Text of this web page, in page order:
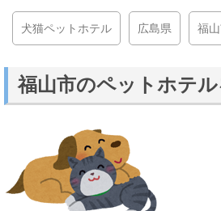
犬猫ペットホテル 広島県 福
福山市のペットホテル